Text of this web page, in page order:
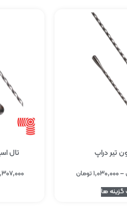
تیر دراپ
–۱,۰۳۰,۰۰۰تومان
گزینه ها
تال